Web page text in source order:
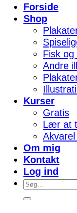
Forside
Shop
Fisk
Andre
Kurser
Gratis
Lær at
Om mig
Kontakt
Log ind
Søg